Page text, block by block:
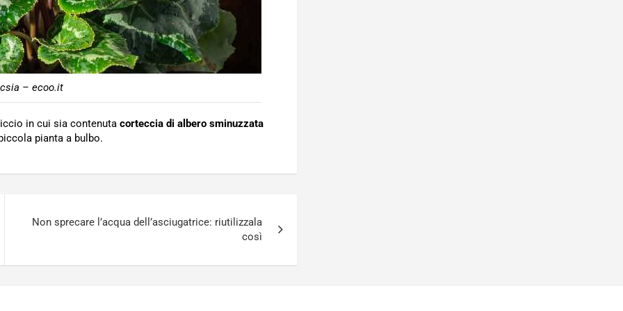
– ecoo.it
in cui sia contenuta corteccia di albero sminuzzata
pianta a bulbo.
Non sprecare l’acqua dell’asciugatrice: riutilizzala
così